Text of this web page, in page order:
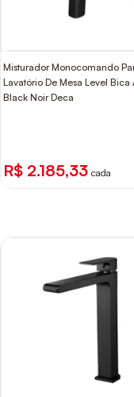
Misturador Monocomando
Lavatório De Mesa Level Bica
Black Noir Deca
R$ 2.185,33 cada